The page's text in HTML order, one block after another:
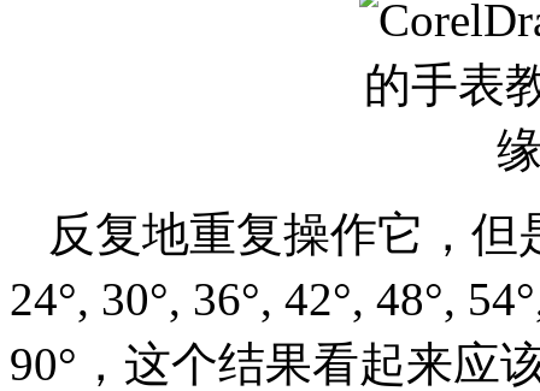
反复地重复操作它，但
24°, 30°, 36°, 42°, 48°,
90°，这个结果看起来应